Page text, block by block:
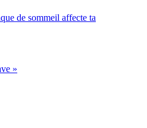
de sommeil affecte ta
»